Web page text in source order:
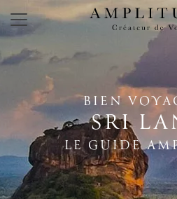
×
BIEN
SRI
LE GUIDE